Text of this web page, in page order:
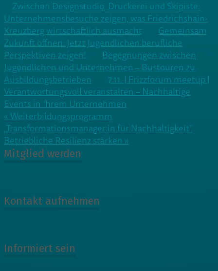
Zwischen Designstudio, Druckerei und Skipiste:
Unternehmensbesuche zeigen, was Friedrichshain-
Kreuzberg wirtschaftlich ausmacht
Gemeinsam
Zukunft öffnen: Jetzt Jugendlichen berufliche
Perspektiven zeigen!
Begegnungen zwischen
Jugendlichen und Unternehmen – Bustouren zu
Ausbildungsbetrieben
7.11. | Frizzforum meetup |
Verantwortungsvoll veranstalten – Nachhaltige
Events in Ihrem Unternehmen
Beitragsnavigation
« Weiterbildungsprogramm
„Transformationsmanager:in für Nachhaltigkeit“
Betriebliche Resilienz stärken »
Mitglied werden
Kontakt aufnehmen
Informiert sein